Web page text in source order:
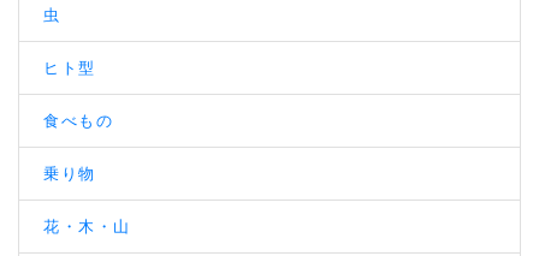
虫
ヒト型
食べもの
乗り物
花・木・山